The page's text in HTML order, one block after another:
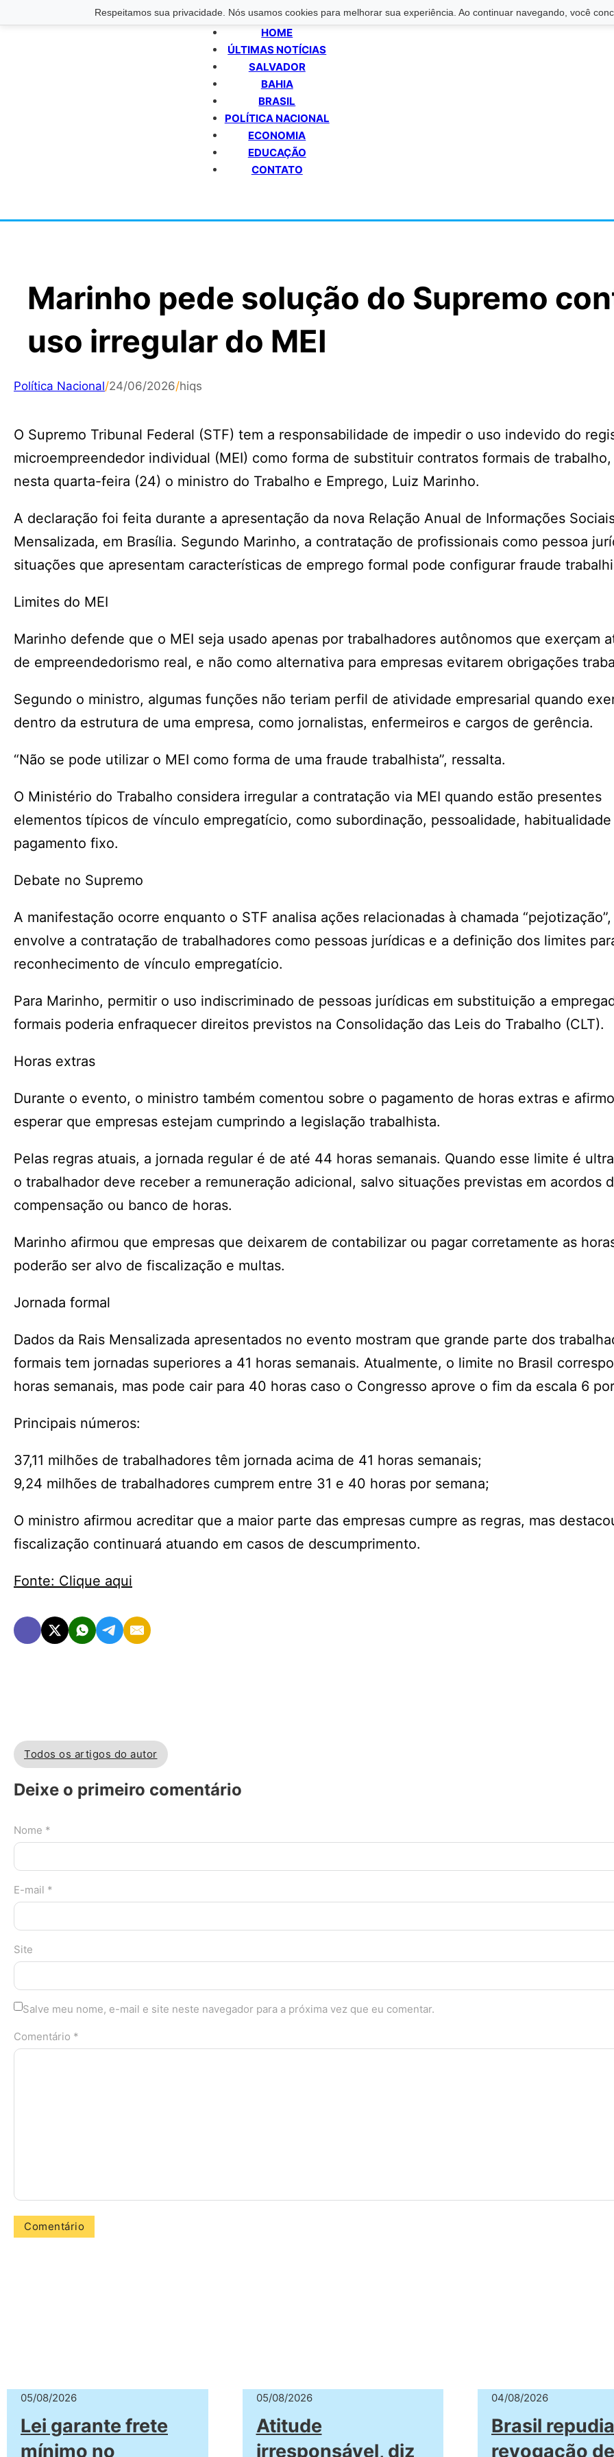
Respeitamos sua privacidade. Nós usamos cookies para melhorar sua experiência. Ao continuar navegando, você
HOME
ÚLTIMAS NOTÍCIAS
SALVADOR
BAHIA
BRASIL
POLÍTICA NACIONAL
ECONOMIA
EDUCAÇÃO
CONTATO
Marinho pede solução do Supremo
uso irregular do MEI
Política Nacional/24/06/2026/hiqs
O Supremo Tribunal Federal (STF) tem a responsabilidade de impedir o uso indevido do
microempreendedor individual (MEI) como forma de substituir contratos formais de trabalho,
nesta quarta-feira (24) o ministro do Trabalho e Emprego, Luiz Marinho.
A declaração foi feita durante a apresentação da nova Relação Anual de Informações
Mensalizada, em Brasília. Segundo Marinho, a contratação de profissionais como pessoa
situações que apresentam características de emprego formal pode configurar fraude
Limites do MEI
Marinho defende que o MEI seja usado apenas por trabalhadores autônomos que exerçam
de empreendedorismo real, e não como alternativa para empresas evitarem obrigações
Segundo o ministro, algumas funções não teriam perfil de atividade empresarial quando
dentro da estrutura de uma empresa, como jornalistas, enfermeiros e cargos de gerência.
“Não se pode utilizar o MEI como forma de uma fraude trabalhista”, ressalta.
O Ministério do Trabalho considera irregular a contratação via MEI quando estão presentes
elementos típicos de vínculo empregatício, como subordinação, pessoalidade, habitualidade
pagamento fixo.
Debate no Supremo
A manifestação ocorre enquanto o STF analisa ações relacionadas à chamada
envolve a contratação de trabalhadores como pessoas jurídicas e a definição dos limites
reconhecimento de vínculo empregatício.
Para Marinho, permitir o uso indiscriminado de pessoas jurídicas em substituição a
formais poderia enfraquecer direitos previstos na Consolidação das Leis do Trabalho (CLT).
Horas extras
Durante o evento, o ministro também comentou sobre o pagamento de horas extras e
esperar que empresas estejam cumprindo a legislação trabalhista.
Pelas regras atuais, a jornada regular é de até 44 horas semanais. Quando esse limite é
o trabalhador deve receber a remuneração adicional, salvo situações previstas em acordos
compensação ou banco de horas.
Marinho afirmou que empresas que deixarem de contabilizar ou pagar corretamente as
poderão ser alvo de fiscalização e multas.
Jornada formal
Dados da Rais Mensalizada apresentados no evento mostram que grande parte dos
formais tem jornadas superiores a 41 horas semanais. Atualmente, o limite no Brasil
horas semanais, mas pode cair para 40 horas caso o Congresso aprove o fim da escala 6
Principais números:
37,11 milhões de trabalhadores têm jornada acima de 41 horas semanais;
9,24 milhões de trabalhadores cumprem entre 31 e 40 horas por semana;
O ministro afirmou acreditar que a maior parte das empresas cumpre as regras, mas
fiscalização continuará atuando em casos de descumprimento.
Fonte: Clique aqui
Todos os artigos do autor
Deixe o primeiro comentário
Nome *
E-mail *
Site
Salve meu nome, e-mail e site neste navegador para a próxima vez que eu comentar.
Comentário *
05/08/2026
Lei garante frete
mínimo no
05/08/2026
Atitude
irresponsável, diz
04/08/2026
Brasil repudia
revogação